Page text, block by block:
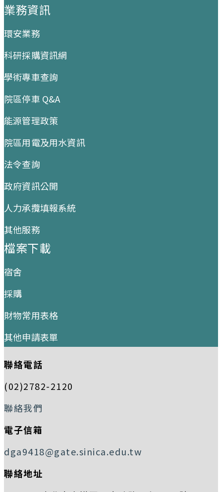
業務資訊
環安業務
科研採購資訊網
學術專車查詢
院區停車 Q&A
能源管理政策
院區用電及用水資訊
法令查詢
政府資訊公開
人力承攬填報系統
其他服務
檔案下載
宿舍
採購
財物常用表格
其他申請表單
聯絡電話
(02)2782-2120
聯絡我們
電子信箱
dga9418@gate.sinica.edu.tw
聯絡地址